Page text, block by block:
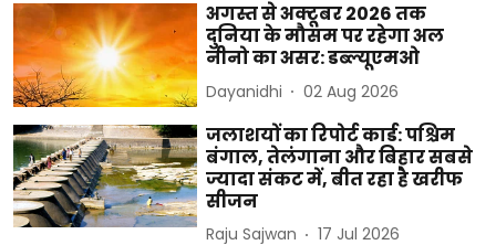
अगस्त से अक्टूबर 2026 तक
दुनिया के मौसम पर रहेगा अल
नीनो का असर: डब्ल्यूएमओ
Dayanidhi 02 Aug 2026
जलाशयों का रिपोर्ट कार्ड: पश्चिम
बंगाल, तेलंगाना और बिहार सबसे
ज्यादा संकट में, बीत रहा है खरीफ
सीजन
Raju Sajwan 17 Jul 2026